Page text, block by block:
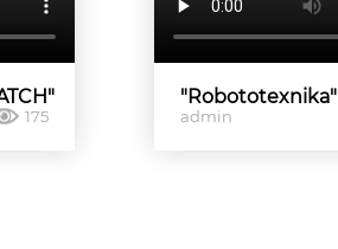
175
"Robototexnika"
admin